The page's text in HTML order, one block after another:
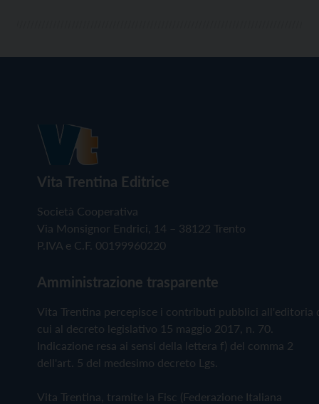
Vita Trentina Editrice
Società Cooperativa
Via Monsignor Endrici, 14 – 38122 Trento
P.IVA e C.F. 00199960220
Amministrazione trasparente
Vita Trentina percepisce i contributi pubblici all'editoria
cui al decreto legislativo 15 maggio 2017, n. 70.
Indicazione resa ai sensi della lettera f) del comma 2
dell'art. 5 del medesimo decreto Lgs.
Vita Trentina, tramite la Fisc (Federazione Italiana